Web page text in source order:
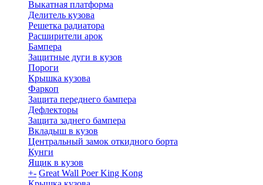
Выкатная платформа
Делитель кузова
Решетка радиатора
Расширители арок
Бампера
Защитные дуги в кузов
Пороги
Крышка кузова
Фаркоп
Защита переднего бампера
Дефлекторы
Защита заднего бампера
Вкладыш в кузов
Центральный замок откидного борта
Кунги
Ящик в кузов
+- Great Wall Poer King Kong